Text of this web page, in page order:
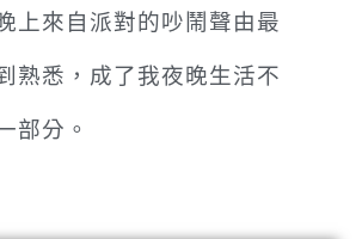
上來自派對的吵鬧聲由最
熟悉，成了我夜晚生活不
部分。